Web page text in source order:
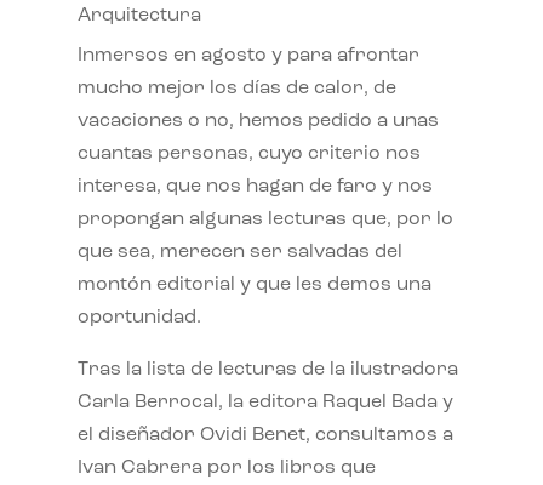
Arquitectura
Inmersos en agosto y para afrontar
mucho mejor los días de calor, de
vacaciones o no, hemos pedido a unas
cuantas personas, cuyo criterio nos
interesa, que nos hagan de faro y nos
propongan algunas lecturas que, por lo
que sea, merecen ser salvadas del
montón editorial y que les demos una
oportunidad.
Tras la lista de lecturas de la ilustradora
Carla Berrocal, la editora Raquel Bada y
el diseñador Ovidi Benet, consultamos a
Ivan Cabrera por los libros que